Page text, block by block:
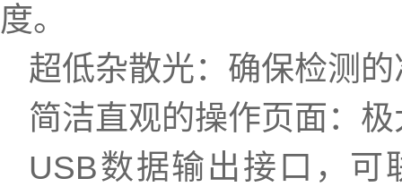
度。
超低杂散光：确保检测
简洁直观的操作页面：
USB数据输出接口，